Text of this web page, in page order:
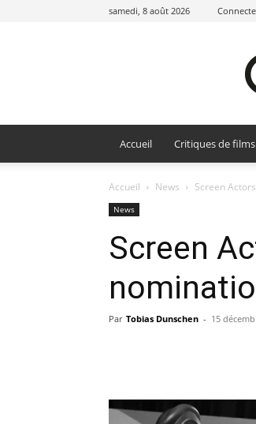
samedi, 8 août 2026
Accueil Critiques de films
Accueil News Screen
News
Screen
Par Tobias Dunschen - 15